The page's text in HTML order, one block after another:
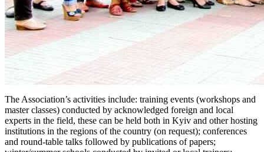
The Association’s activities include: training events (workshops and
master classes) conducted by acknowledged foreign and local
experts in the field, these can be held both in Kyiv and other hosting
institutions in the regions of the country (on request); conferences
and round-table talks followed by publications of papers;